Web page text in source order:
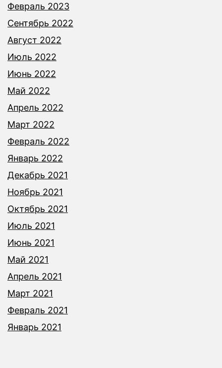
Февраль 2023
Сентябрь 2022
Август 2022
Июль 2022
Июнь 2022
Май 2022
Апрель 2022
Март 2022
Февраль 2022
Январь 2022
Декабрь 2021
Ноябрь 2021
Октябрь 2021
Июль 2021
Июнь 2021
Май 2021
Апрель 2021
Март 2021
Февраль 2021
Январь 2021